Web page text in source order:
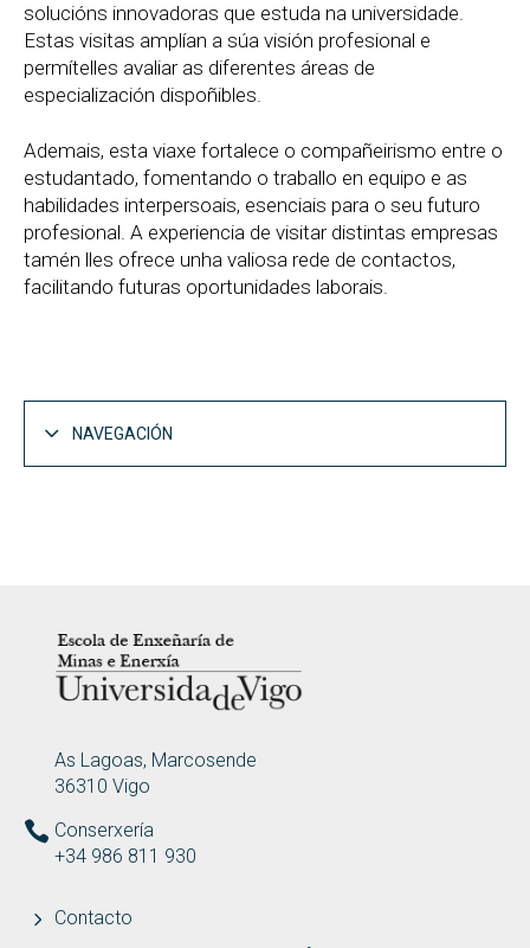
solucións innovadoras que estuda na universidade.
Estas visitas amplían a súa visión profesional e
permítelles avaliar as diferentes áreas de
especialización dispoñibles.
Ademais, esta viaxe fortalece o compañeirismo entre o
estudantado, fomentando o traballo en equipo e as
habilidades interpersoais, esenciais para o seu futuro
profesional. A experiencia de visitar distintas empresas
tamén lles ofrece unha valiosa rede de contactos,
facilitando futuras oportunidades laborais.
NAVEGACIÓN
Abrir
Orientación
Abrir
Vida en la Escola
Abrir
Igualdad
Abrir
Asociaciones estudiantiles
Revistas
LOGOTIPO
ENDEREZO
As Lagoas, Marcosende
36310 Vigo
Conserxería
+34 986 811 930
Contacto